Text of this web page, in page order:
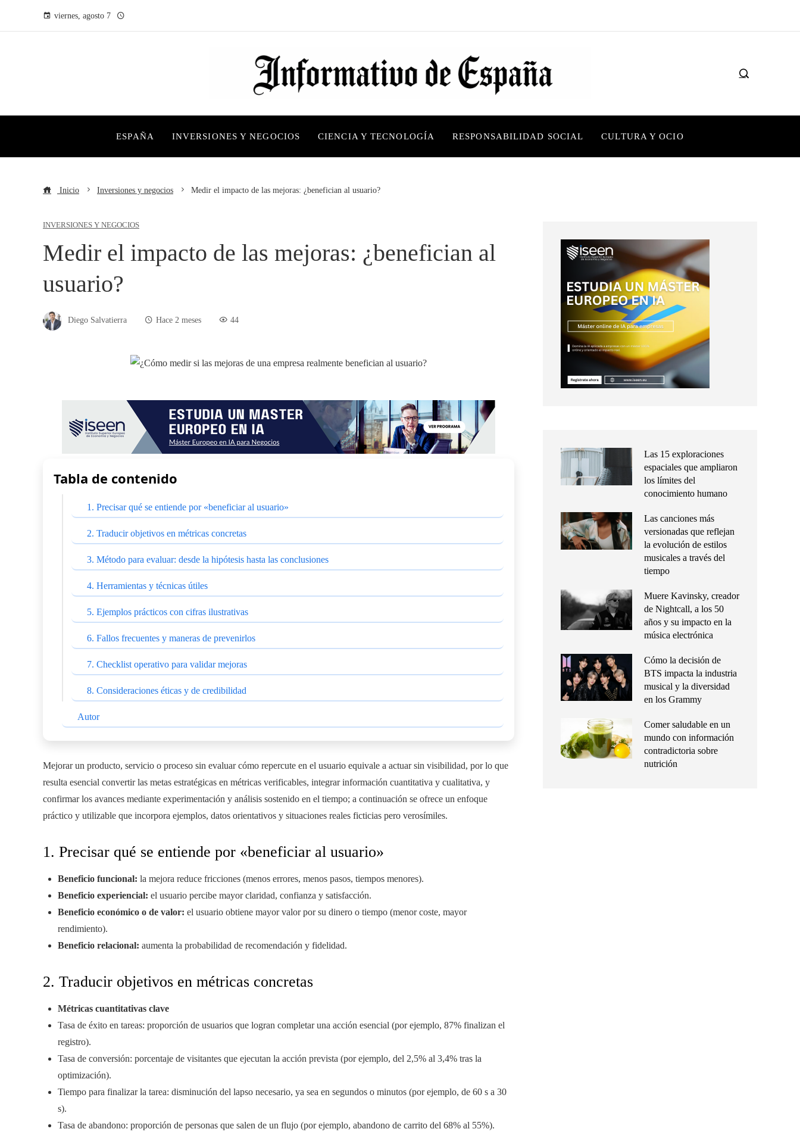
viernes, agosto 7
ESPAÑA INVERSIONES Y NEGOCIOS CIENCIA Y TECNOLOGÍA RESPONSABILIDAD SOCIAL CULTURA Y OCIO
Inicio Inversiones y negocios Medir el impacto de las mejoras: ¿benefician al usuario?
INVERSIONES Y NEGOCIOS
Medir el impacto de las mejoras: ¿benefician al
usuario?
Diego Salvatierra Hace 2 meses 44
Tabla de contenido
1. Precisar qué se entiende por «beneficiar al usuario»
2. Traducir objetivos en métricas concretas
3. Método para evaluar: desde la hipótesis hasta las conclusiones
4. Herramientas y técnicas útiles
5. Ejemplos prácticos con cifras ilustrativas
6. Fallos frecuentes y maneras de prevenirlos
7. Checklist operativo para validar mejoras
8. Consideraciones éticas y de credibilidad
Autor
Mejorar un producto, servicio o proceso sin evaluar cómo repercute en el usuario equivale a actuar sin visibilidad, por lo que
resulta esencial convertir las metas estratégicas en métricas verificables, integrar información cuantitativa y cualitativa, y
confirmar los avances mediante experimentación y análisis sostenido en el tiempo; a continuación se ofrece un enfoque
práctico y utilizable que incorpora ejemplos, datos orientativos y situaciones reales ficticias pero verosímiles.
1. Precisar qué se entiende por «beneficiar al usuario»
Beneficio funcional: la mejora reduce fricciones (menos errores, menos pasos, tiempos menores).
Beneficio experiencial: el usuario percibe mayor claridad, confianza y satisfacción.
Beneficio económico o de valor: el usuario obtiene mayor valor por su dinero o tiempo (menor coste, mayor
rendimiento).
Beneficio relacional: aumenta la probabilidad de recomendación y fidelidad.
2. Traducir objetivos en métricas concretas
Métricas cuantitativas clave
Tasa de éxito en tareas: proporción de usuarios que logran completar una acción esencial (por ejemplo, 87% finalizan el
registro).
Tasa de conversión: porcentaje de visitantes que ejecutan la acción prevista (por ejemplo, del 2,5% al 3,4% tras la
optimización).
Tiempo para finalizar la tarea: disminución del lapso necesario, ya sea en segundos o minutos (por ejemplo, de 60 s a 30
s).
Tasa de abandono: proporción de personas que salen de un flujo (por ejemplo, abandono de carrito del 68% al 55%).
Las 15 exploraciones
espaciales que ampliaron
los límites del
conocimiento humano
Las canciones más
versionadas que reflejan
la evolución de estilos
musicales a través del
tiempo
Muere Kavinsky, creador
de Nightcall, a los 50
años y su impacto en la
música electrónica
Cómo la decisión de
BTS impacta la industria
musical y la diversidad
en los Grammy
Comer saludable en un
mundo con información
contradictoria sobre
nutrición